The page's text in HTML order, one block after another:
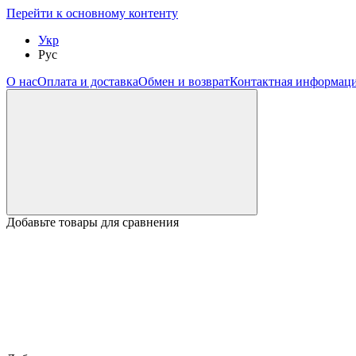
Перейти к основному контенту
Укр
Рус
О насОплата и доставкаОбмен и возвратКонтактная
Добавьте товары для сравнения